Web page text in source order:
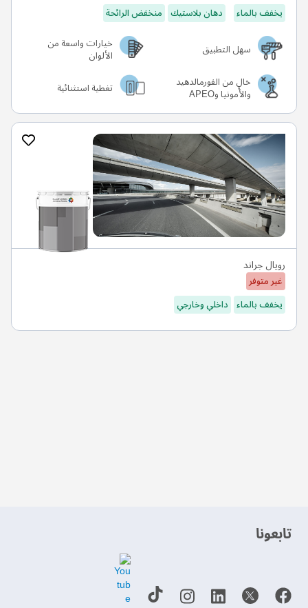
يخفف بالماء
دهان بلاستيك منخفض الرائحة
سهل التطبيق
خيارات واسعة من
الألوان
خالٍ من الفورمالدهيد
والأمونيا وAPEO تغطية استثنائية
رويال جراند
غير متوفر
يخفف بالماء داخلي وخارجي
‫تابعونا‬